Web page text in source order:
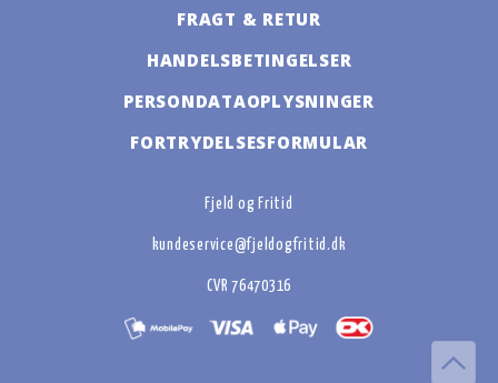
FRAGT & RETUR
HANDELSBETINGELSER
PERSONDATAOPLYSNINGER
FORTRYDELSESFORMULAR
Fjeld og Fritid
kundeservice@fjeldogfritid.dk
CVR 76470316